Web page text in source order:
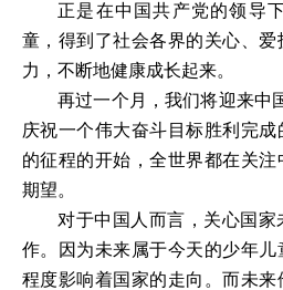
正是在中国共产党的领导
童，得到了社会各界的关心、
力，不断地健康成长起来。
再过一个月，我们将迎来中
庆祝一个伟大奋斗目标胜利完
的征程的开始，全世界都在关
期望。
对于中国人而言，关心国
作。因为未来属于今天的少年
程度影响着国家的走向。而未来